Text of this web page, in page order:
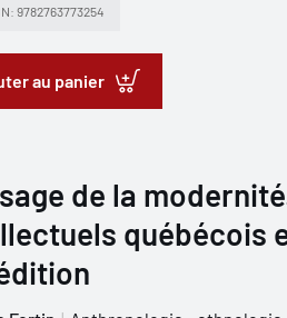
9782763773254
au panier
de la
québécois